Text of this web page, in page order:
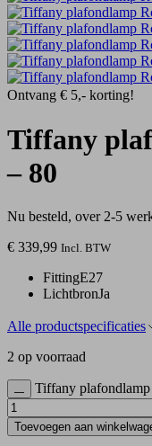
Ontvang € 5,- korting!
Tiffany
– 80
Nu besteld, over 2-5
€ 339,99 Incl. BTW
FittingE27
LichtbronJa
Alle productspecificaties
2 op voorraad
Tiffany plafondlamp
Toevoegen aan